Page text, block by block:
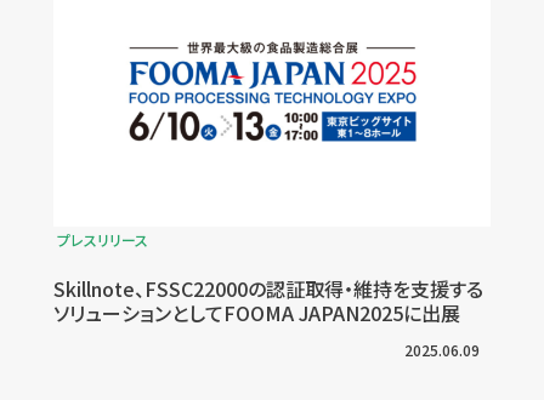
プレスリリース
Skillnote、FSSC22000の認証取得・維持を支援する
ソリューションとしてFOOMA JAPAN2025に出展
2025.06.09